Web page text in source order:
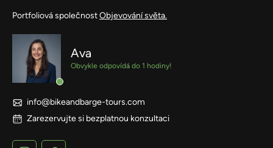
Portfoliová společnostObjevování světa.
Ava
Obvykle odpovídá do 1 hodiny!
info@bikeandbarge-tours.com
Zarezervujte si bezplatnou konzultaci